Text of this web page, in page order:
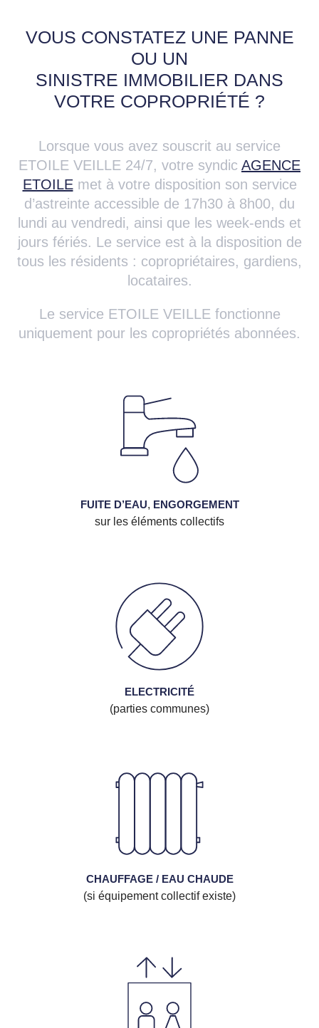
VOUS CONSTATEZ UNE PANNE
OU UN
SINISTRE IMMOBILIER DANS
VOTRE COPROPRIÉTÉ ?
Lorsque vous avez souscrit au service
ETOILE VEILLE 24/7, votre syndic AGENCE
ETOILEmet à votre disposition son service
d’astreinte accessible de 17h30 à 8h00, du
lundi au vendredi, ainsi que les week-ends et
jours fériés. Le service est à la disposition de
tous les résidents : copropriétaires, gardiens,
locataires.
Le service ETOILE VEILLE fonctionne
uniquement pour les copropriétés abonnées.
FUITE D’EAU, ENGORGEMENT
sur les éléments collectifs
ELECTRICITÉ
(parties communes)
CHAUFFAGE / EAU CHAUDE
(si équipement collectif existe)